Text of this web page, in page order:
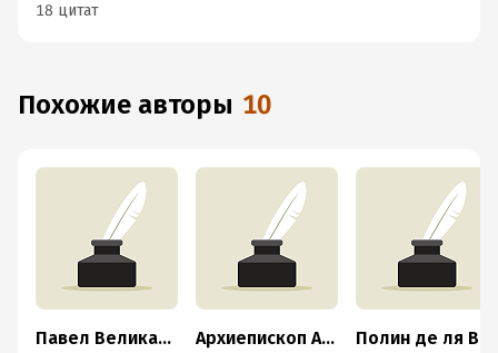
18 цитат
Похожие авторы 10
Павел Великанов Архиепископ Амвросий Верейский